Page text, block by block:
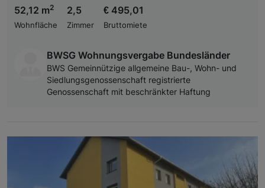
52,12 m2
Wohnfläche
2,5
Zimmer
€ 495,01
Bruttomiete
BWSG Wohnungsvergabe Bundesländer
BWS Gemeinnützige allgemeine Bau-, Wohn- und
Siedlungsgenossenschaft registrierte
Genossenschaft mit beschränkter Haftung